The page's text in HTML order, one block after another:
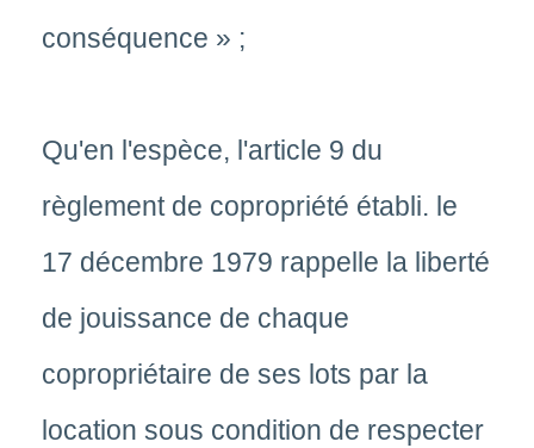
conséquence » ;
Qu'en l'espèce, l'article 9 du
règlement de copropriété établi. le
17 décembre 1979 rappelle la liberté
de jouissance de chaque
copropriétaire de ses lots par la
location sous condition de respecter